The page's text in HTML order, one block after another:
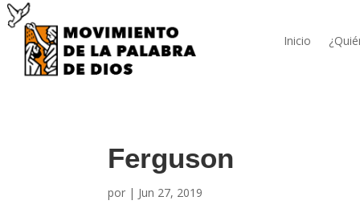
Inicio
Ferguson
por | Jun 27, 2019